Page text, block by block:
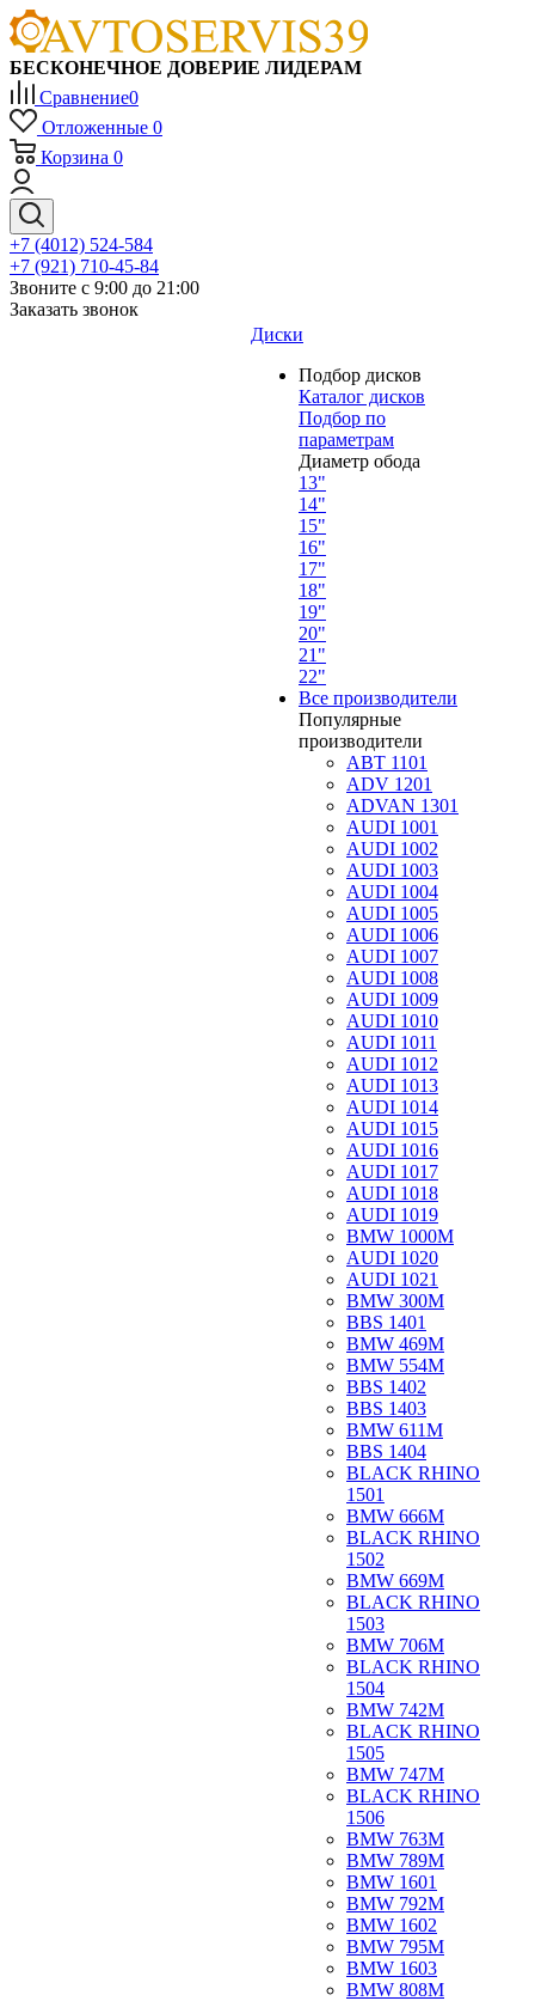
БЕСКОНЕЧНОЕ ДОВЕРИЕ ЛИДЕРАМ
Сравнение0
Отложенные 0
Корзина 0
+7 (4012) 524-584
+7 (921) 710-45-84
Звоните с 9:00 до 21:00
Заказать звонок
Диски
Подбор дисков
Каталог дисков
Подбор по
параметрам
Диаметр обода
13"
14"
15"
16"
17"
18"
19"
20"
21"
22"
Все производители
Популярные
производители
ABT 1101
ADV 1201
ADVAN 1301
AUDI 1001
AUDI 1002
AUDI 1003
AUDI 1004
AUDI 1005
AUDI 1006
AUDI 1007
AUDI 1008
AUDI 1009
AUDI 1010
AUDI 1011
AUDI 1012
AUDI 1013
AUDI 1014
AUDI 1015
AUDI 1016
AUDI 1017
AUDI 1018
AUDI 1019
BMW 1000M
AUDI 1020
AUDI 1021
BMW 300M
BBS 1401
BMW 469M
BMW 554M
BBS 1402
BBS 1403
BMW 611M
BBS 1404
BLACK RHINO
1501
BMW 666M
BLACK RHINO
1502
BMW 669M
BLACK RHINO
1503
BMW 706M
BLACK RHINO
1504
BMW 742M
BLACK RHINO
1505
BMW 747M
BLACK RHINO
1506
BMW 763M
BMW 789M
BMW 1601
BMW 792M
BMW 1602
BMW 795M
BMW 1603
BMW 808M